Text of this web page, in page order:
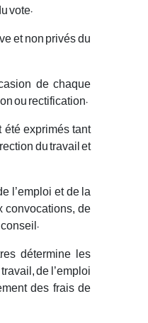
vote.
et non privés du
de chaque
ou rectification.
été exprimés tant
du travail et
l’emploi et de la
convocations, de
conseil.
détermine les
de l’emploi
des frais de